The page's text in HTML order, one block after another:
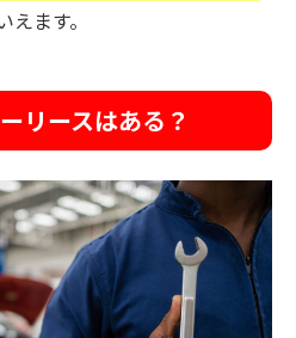
えます。
リースはある？